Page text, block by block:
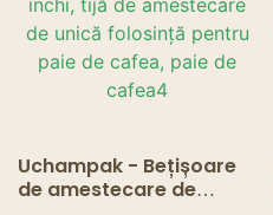
Uchampak - Bețișoare
de amestecare de